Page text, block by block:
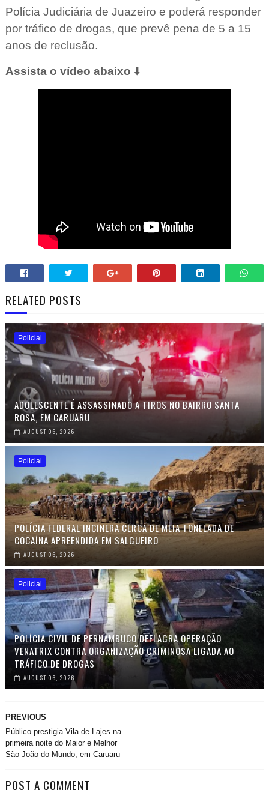
Polícia Judiciária de Juazeiro e poderá responder
por tráfico de drogas, que prevê pena de 5 a 15
anos de reclusão.
Assista o vídeo abaixo ⬇️
RELATED POSTS
Policial
ADOLESCENTE É ASSASSINADO A TIROS NO BAIRRO SANTA
ROSA, EM CARUARU
AUGUST 06, 2026
Policial
POLÍCIA FEDERAL INCINERA CERCA DE MEIA TONELADA DE
COCAÍNA APREENDIDA EM SALGUEIRO
AUGUST 06, 2026
Policial
POLÍCIA CIVIL DE PERNAMBUCO DEFLAGRA OPERAÇÃO
VENATRIX CONTRA ORGANIZAÇÃO CRIMINOSA LIGADA AO
TRÁFICO DE DROGAS
AUGUST 06, 2026
PREVIOUS
Público prestigia Vila de Lajes na
primeira noite do Maior e Melhor
São João do Mundo, em Caruaru
POST A COMMENT